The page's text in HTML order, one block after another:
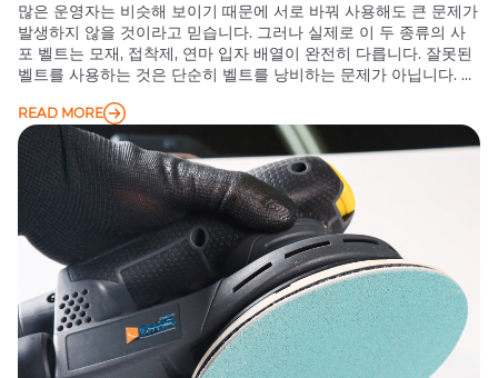
많은 운영자는 비슷해 보이기 때문에 서로 바꿔 사용해도 큰 문제가
발생하지 않을 것이라고 믿습니다. 그러나 실제로 이 두 종류의 사
포 벨트는 모재, 접착제, 연마 입자 배열이 완전히 다릅니다. 잘못된
벨트를 사용하는 것은 단순히 벨트를 낭비하는 문제가 아닙니다. 실
의 차이점을 이해하는 것이 이러한 문제를 방지하는 첫 번째 단계입
니다.
READ MORE